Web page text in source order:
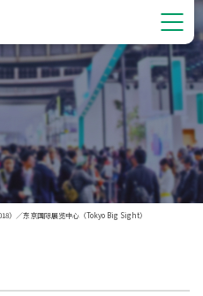
）／东京国际展览中心（Tokyo Big Sight）